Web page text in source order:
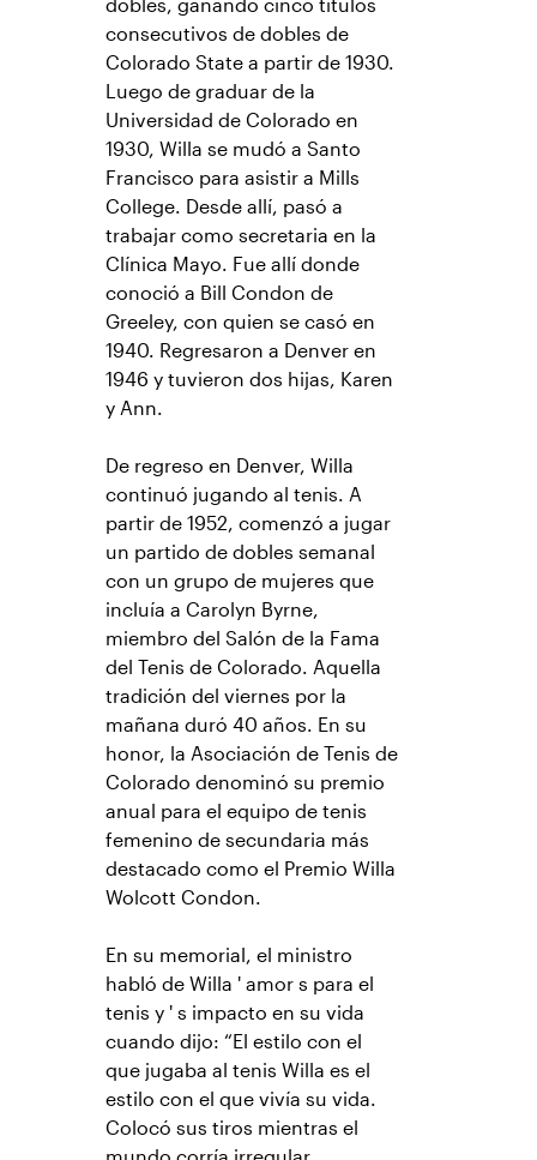
dobles, ganando cinco títulos
consecutivos de dobles de
Colorado State a partir de 1930.
Luego de graduar de la
Universidad de Colorado en
1930, Willa se mudó a Santo
Francisco para asistir a Mills
College. Desde allí, pasó a
trabajar como secretaria en la
Clínica Mayo. Fue allí donde
conoció a Bill Condon de
Greeley, con quien se casó en
1940. Regresaron a Denver en
1946 y tuvieron dos hijas, Karen
y Ann.
De regreso en Denver, Willa
continuó jugando al tenis. A
partir de 1952, comenzó a jugar
un partido de dobles semanal
con un grupo de mujeres que
incluía a Carolyn Byrne,
miembro del Salón de la Fama
del Tenis de Colorado. Aquella
tradición del viernes por la
mañana duró 40 años. En su
honor, la Asociación de Tenis de
Colorado denominó su premio
anual para el equipo de tenis
femenino de secundaria más
destacado como el Premio Willa
Wolcott Condon.
En su memorial, el ministro
habló de Willa ' amor s para el
tenis y ' s impacto en su vida
cuando dijo: “El estilo con el
que jugaba al tenis Willa es el
estilo con el que vivía su vida.
Colocó sus tiros mientras el